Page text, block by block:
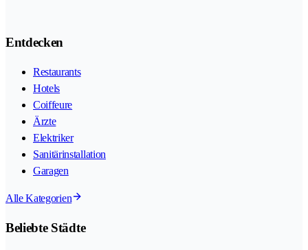
Entdecken
Restaurants
Hotels
Coiffeure
Ärzte
Elektriker
Sanitärinstallation
Garagen
Alle Kategorien
Beliebte Städte